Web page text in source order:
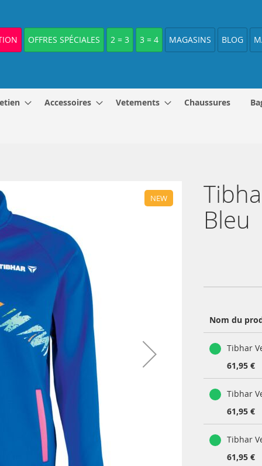
OFFRES SPÉCIALES 2 = 3 3 = 4 MAGASINS BLOG
Accessoires Vetements Chaussures
NEW
Bleu
groupés
Nom du
Tibhar
61,95 €
Tibhar
61,95 €
Tibhar
61,95 €